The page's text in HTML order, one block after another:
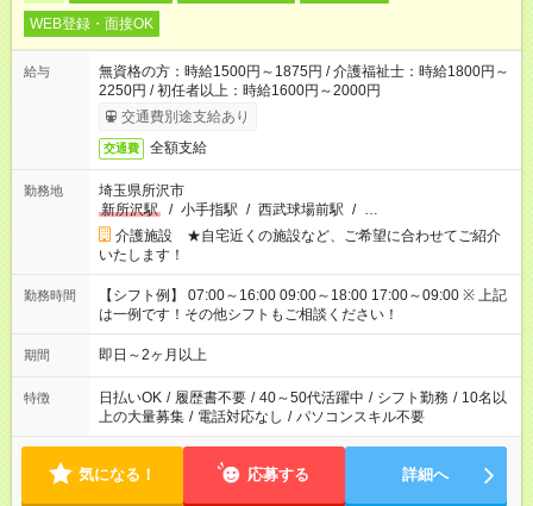
WEB登録・面接OK
給与
無資格の方：時給1500円～1875円 / 介護福祉士：時給1800円～
2250円 / 初任者以上：時給1600円～2000円
交通費別途支給あり
交通費 全額支給
勤務地
埼玉県所沢市
新所沢駅
/ 小手指駅 / 西武球場前駅 / …
介護施設 ★自宅近くの施設など、ご希望に合わせてご紹介
いたします！
勤務時間
【シフト例】 07:00～16:00 09:00～18:00 17:00～09:00 ※ 上記
は一例です！その他シフトもご相談ください！
期間 即日～2ヶ月以上
特徴 日払いOK / 履歴書不要 / 40～50代活躍中 / シフト勤務 / 10名以
上の大量募集 / 電話対応なし / パソコンスキル不要
気になる！ 応募する 詳細へ